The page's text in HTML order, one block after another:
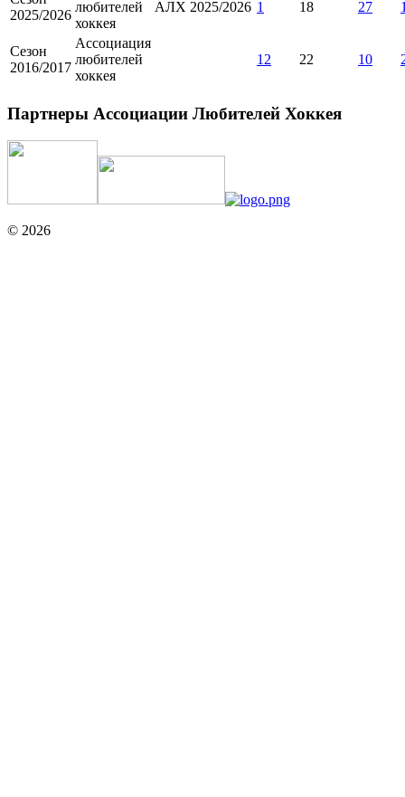
2025/2026
любителей
хоккея
АЛХ 2025/2026 1 18 27
Сезон
2016/2017
Ассоциация
любителей
хоккея
12 22 10
Партнеры Ассоциации Любителей Хоккея
© 2026